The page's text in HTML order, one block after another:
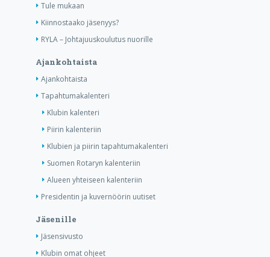
Tule mukaan
Kiinnostaako jäsenyys?
RYLA – Johtajuuskoulutus nuorille
Ajankohtaista
Ajankohtaista
Tapahtumakalenteri
Klubin kalenteri
Piirin kalenteriin
Klubien ja piirin tapahtumakalenteri
Suomen Rotaryn kalenteriin
Alueen yhteiseen kalenteriin
Presidentin ja kuvernöörin uutiset
Jäsenille
Jäsensivusto
Klubin omat ohjeet